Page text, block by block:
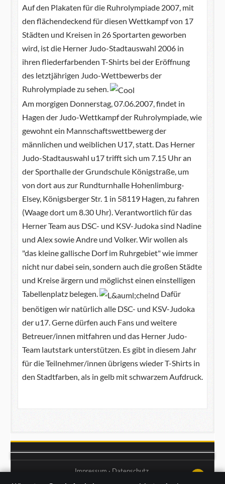
↑↑↑
Impressum · Datenschutz
Auf den Plakaten für die Ruhrolympiade 2007, mit
den flächendeckend für diesen Wettkampf von 17
Städten und Kreisen in 26 Sportarten geworben
wird, ist die Herner Judo-Stadtauswahl 2006 in
ihren fliederfarbenden T-Shirts bei der Eröffnung
des letztjährigen Judo-Wettbewerbs der
Ruhrolympiade zu sehen.
Am morgigen Donnerstag, 07.06.2007, findet in
Hagen der Judo-Wettkampf der Ruhrolympiade, wie
gewohnt ein Mannschaftswettbewerg der
männlichen und weiblichen U17, statt. Das Herner
Judo-Stadtauswahl u17 trifft sich um 7.15 Uhr an
der Sporthalle der Grundschule Königstraße, um
von dort aus zur Rundturnhalle Hohenlimburg-
Elsey, Königsberger Str. 1 in 58119 Hagen, zu fahren
(Waage dort um 8.30 Uhr). Verantwortlich für das
Herner Team aus DSC- und KSV-Judoka sind Nadine
und Alex sowie Andre und Volker. Wir wollen als
"das kleine gallische Dorf im Ruhrgebiet" wie immer
nicht nur dabei sein, sondern auch die großen Städte
und Kreise ärgern und möglichst einen einstelligen
Tabellenplatz belegen.
Dafür
benötigen wir natürlich alle DSC- und KSV-Judoka
der u17. Gerne dürfen auch Fans und weitere
Betreuer/innen mitfahren und das Herner Judo-
Team lautstark unterstützen. Es gibt in diesem Jahr
für die Teilnehmer/innen übrigens wieder T-Shirts in
den Stadtfarben, als in gelb mit schwarzem Aufdruck.